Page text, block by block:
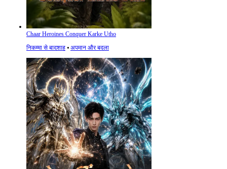
Chaar Heroines Conquer Karke Utho
निकम्मा से बादशाह ⦁ अपमान और बदला